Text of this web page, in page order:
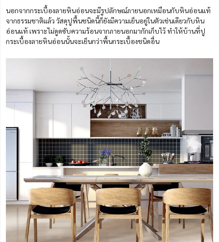
นอกจากกระเบื้องลายหินอ่อนจะมีรูปลักษณ์ภายนอกเหมือนกับหินอ่อนแท้
จากธรรมชาติแล้ว วัสดุปูพื้นชนิดนี้ก็ยังมีความเย็นอยู่ในตัวเช่นเดียวกับหิน
อ่อนแท้ เพราะไม่ดูดซับความร้อนจากภายนอกมากักเก็บไว้ ทำให้บ้านที่ปู
กระเบื้องลายหินอ่อนนั้นจะเย็นกว่าพื้นกระเบื้องชนิดอื่น